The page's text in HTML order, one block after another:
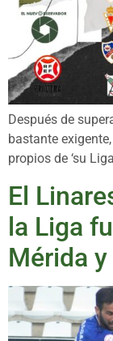
Después de
bastante
propios de ‘su
El
la Liga
Mérida